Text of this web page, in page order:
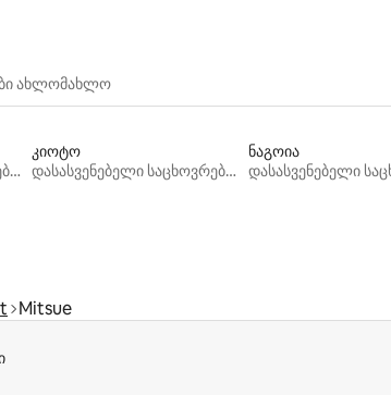
ახლომახლო
დასასვენებელი საცხოვრებლები
კიოტო
დასასვენებელი საცხოვრებლები
ნაგოია
Mitsue